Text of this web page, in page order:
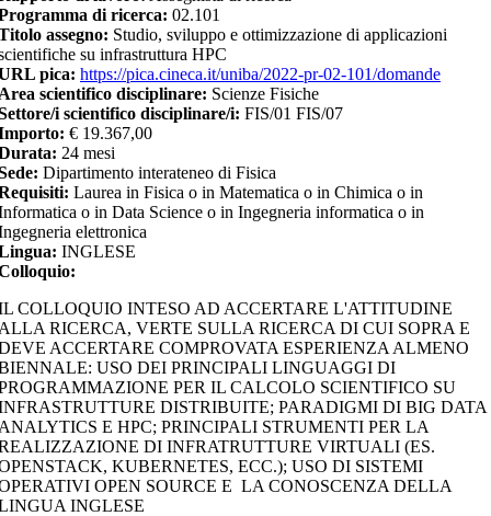
di ricerca: 02.101
assegno: Studio, sviluppo e ottimizzazione di applicazioni
su infrastruttura HPC
pica: https://pica.cineca.it/uniba/2022-pr-02-101/domande
scientifico disciplinare: Scienze Fisiche
i scientifico disciplinare/i: FIS/01 FIS/07
€ 19.367,00
24 mesi
Dipartimento interateneo di Fisica
Laurea in Fisica o in Matematica o in Chimica o in
o in Data Science o in Ingegneria informatica o in
elettronica
INGLESE
COLLOQUIO INTESO AD ACCERTARE L'ATTITUDINE
RICERCA, VERTE SULLA RICERCA DI CUI SOPRA E
ACCERTARE COMPROVATA ESPERIENZA ALMENO
USO DEI PRINCIPALI LINGUAGGI DI
PER IL CALCOLO SCIENTIFICO SU
DISTRIBUITE; PARADIGMI DI BIG DATA
E HPC; PRINCIPALI STRUMENTI PER LA
DI INFRATRUTTURE VIRTUALI (ES.
KUBERNETES, ECC.); USO DI SISTEMI
OPEN SOURCE E LA CONOSCENZA DELLA
INGLESE